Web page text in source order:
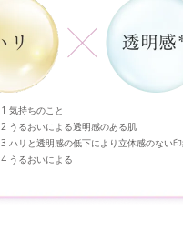
気持ちのこと
うるおいによる透明感のある肌
ハリと透明感の低下により立体感のない
うるおいによる